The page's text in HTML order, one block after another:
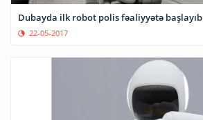
Dubayda ilk robot polis fəaliyyətə başlayıb
22-05-2017